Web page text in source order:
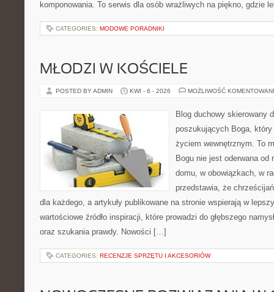
komponowania. To serwis dla osób wrażliwych na piękno, gdzie
CATEGORIES: MODOWE PORADNIKI
MŁODZI W KOŚCIELE
POSTED BY ADMIN KWI - 6 - 2026 MOŻLIWOŚĆ
Blog duchowy skierowany
poszukujących Boga,
życiem wewnętrznym. To
Bogu nie jest oderwana
domu, w obowiązkach, w
przedstawia, że
dla każdego, a artykuły publikowane na stronie wspierają w
wartościowe źródło inspiracji, które prowadzi do głębszego
oraz szukania prawdy. Nowości […]
CATEGORIES: RECENZJE SPRZĘTU I AKCESORIÓW